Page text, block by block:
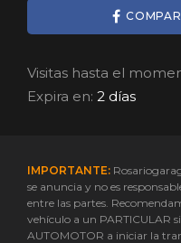
Visitas hasta el
Expira en: 2 días
IMPORTANTE:
se anuncia y no es
entre las partes.
vehículo a un PARTICULAR
AUTOMOTOR a iniciar la